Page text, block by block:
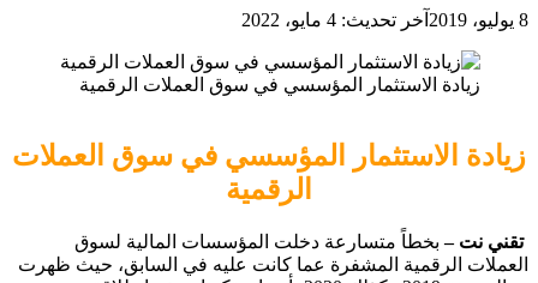
8 يوليو، 2019 آخر تحديث: 4 مايو، 2022
زيادة الاستثمار المؤسسي في سوق العملات الرقمية
زيادة الاستثمار المؤسسي في سوق العملات
الرقمية
تقني نت – بخطاً متسارعة دخلت المؤسسات المالية لسوق
العملات الرقمية المشفرة عما كانت عليه في السابق، حيث ظهرت